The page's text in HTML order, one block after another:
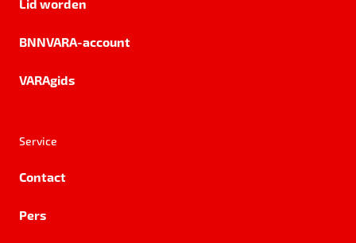
Lid worden
BNNVARA-account
VARAgids
Service
Contact
Pers